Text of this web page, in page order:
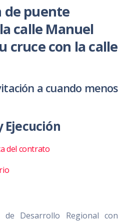
de puente
calle Manuel
cruce con la calle
a cuando menos
Ejecución
del contrato
de Desarrollo Regional con